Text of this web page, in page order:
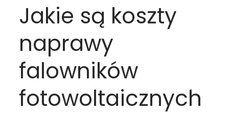
Jakie są koszty
naprawy
falowników
fotowoltaicznych